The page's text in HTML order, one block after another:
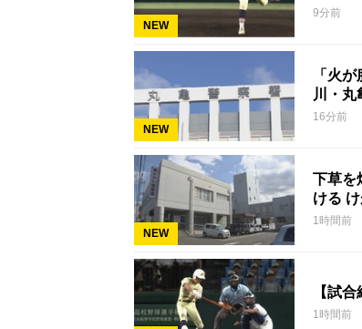
NEW
9分前
NEW
「火
川・丸
16分前
NEW
下草を
ける
1時間前
【試
1時間前